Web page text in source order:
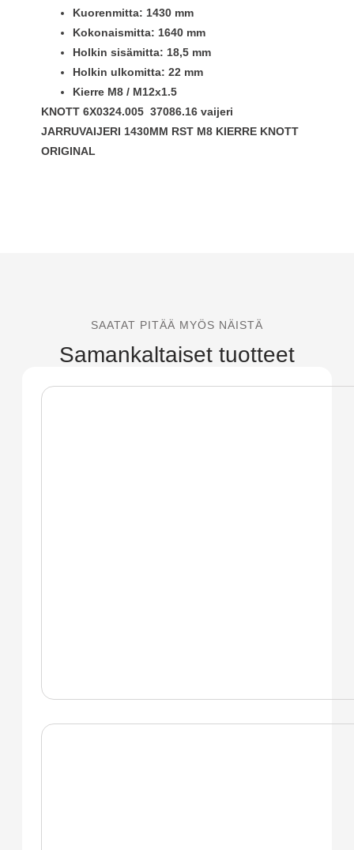
Kuorenmitta: 1430 mm
Kokonaismitta: 1640 mm
Holkin sisämitta: 18,5 mm
Holkin ulkomitta: 22 mm
Kierre M8 / M12x1.5
KNOTT 6X0324.005 37086.16 vaijeri
JARRUVAIJERI 1430MM RST M8 KIERRE KNOTT
ORIGINAL
SAATAT PITÄÄ MYÖS NÄISTÄ
Samankaltaiset tuotteet